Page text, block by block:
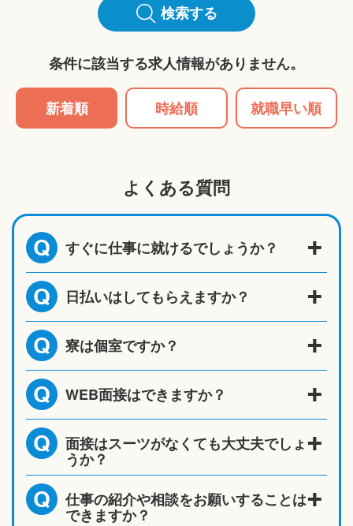
検索する
条件に該当する求人情報がありません。
新着順 時給順 就職早い順
よくある質問
Q すぐに仕事に就けるでしょうか？
Q 日払いはしてもらえますか？
Q 寮は個室ですか？
Q WEB面接はできますか？
Q 面接はスーツがなくても大丈夫でしょ
うか？
Q 仕事の紹介や相談をお願いすることは
できますか？